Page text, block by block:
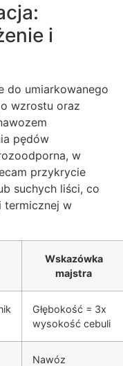
i
do umiarkowanego
wzrostu oraz
pędów
w
przykrycie
suchych liści, co
termicznej w
Wskazówka
majstra
Głębokość = 3x
wysokość cebuli
Nawóz